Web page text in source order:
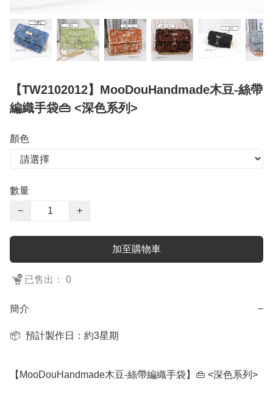
【TW2102012】MooDouHandmade木豆-絲帶
編織手袋👜 <深色系列>
顏色
數量
−
+
加至購物車
已售出： 0
簡介 −
📦  預計製作日：約3星期
【MooDouHandmade木豆-絲帶編織手袋】👜 <深色系列>